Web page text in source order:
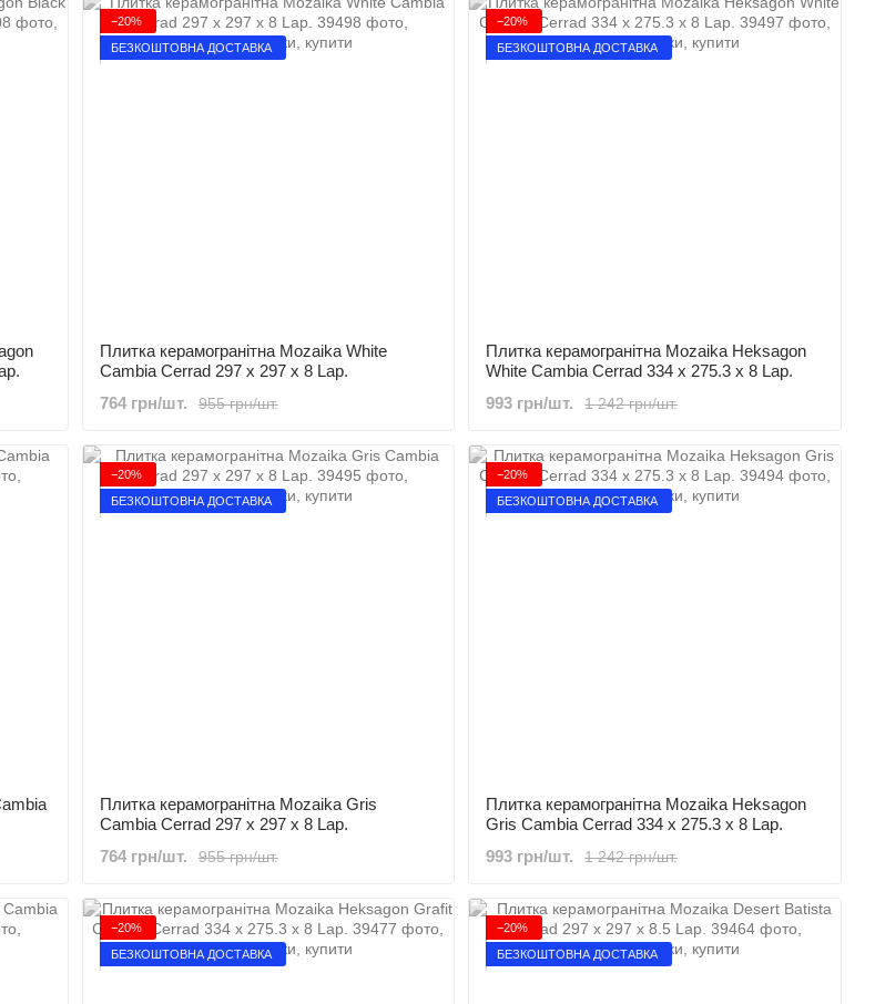
−20%
БЕЗКОШТОВНА ДОСТАВКА
Плитка керамогранітна Mozaika White
Cambia Cerrad 297 x 297 x 8 Lap.
955 грн/шт.
764 грн/шт.
−20%
БЕЗКОШТОВНА ДОСТАВКА
Плитка керамогранітна Mozaika Heksagon
White Cambia Cerrad 334 x 275.3 x 8 Lap.
1 242 грн/шт.
993 грн/шт.
−20%
БЕЗКОШТОВНА ДОСТАВКА
Плитка керамогранітна Mozaika Gris
Cambia Cerrad 297 x 297 x 8 Lap.
955 грн/шт.
764 грн/шт.
−20%
БЕЗКОШТОВНА ДОСТАВКА
Плитка керамогранітна Mozaika Heksagon
Gris Cambia Cerrad 334 x 275.3 x 8 Lap.
1 242 грн/шт.
993 грн/шт.
−20%
БЕЗКОШТОВНА ДОСТАВКА
−20%
БЕЗКОШТОВНА ДОСТАВКА